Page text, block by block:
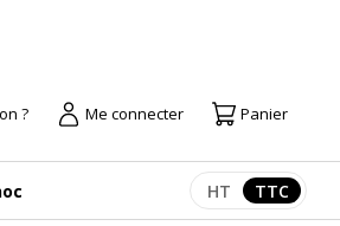
? Me connecter Panier
Afficher les
HT TTC